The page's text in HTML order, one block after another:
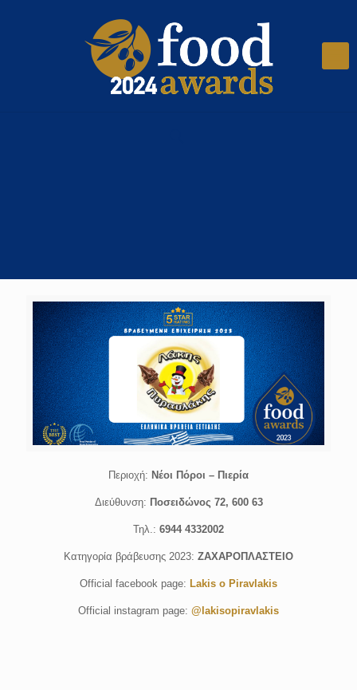
Περιοχή: Νέοι Πόροι – Πιερία
Διεύθυνση: Ποσειδώνος 72, 600 63
Τηλ.: 6944 4332002
Κατηγορία βράβευσης 2023: ΖΑΧΑΡΟΠΛΑΣΤΕΙΟ
Official facebook page: Lakis o Piravlakis
Official instagram page: @lakisopiravlakis